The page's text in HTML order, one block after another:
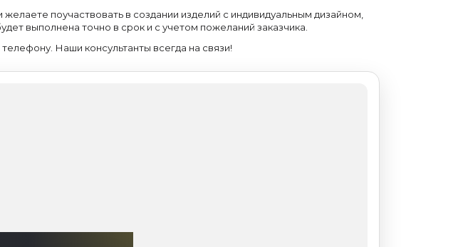
поучаствовать в создании изделий с индивидуальным дизайном,
выполнена точно в срок и с учетом пожеланий заказчика.
Наши консультанты всегда на связи!